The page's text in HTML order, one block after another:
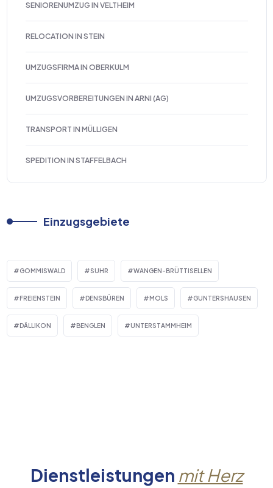
SENIORENUMZUG IN VELTHEIM
RELOCATION IN STEIN
UMZUGSFIRMA IN OBERKULM
UMZUGSVORBEREITUNGEN IN ARNI (AG)
TRANSPORT IN MÜLLIGEN
SPEDITION IN STAFFELBACH
Einzugsgebiete
GOMMISWALD SUHR WANGEN-BRÜTTISELLEN
FREIENSTEIN DENSBÜREN MOLS GUNTERSHAUSEN
DÄLLIKON BENGLEN UNTERSTAMMHEIM
Dienstleistungen mit Herz